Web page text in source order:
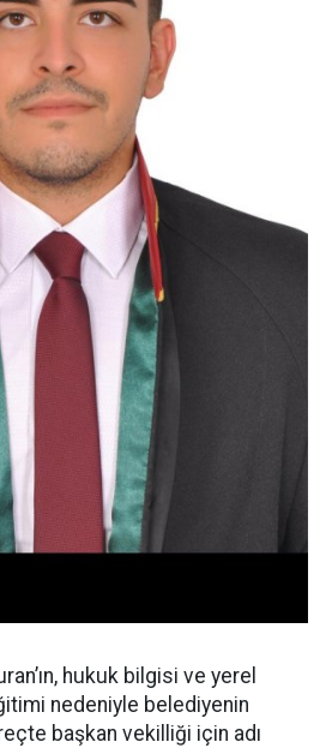
hukuk bilgisi ve yerel
nedeniyle belediyenin
başkan vekilliği için adı